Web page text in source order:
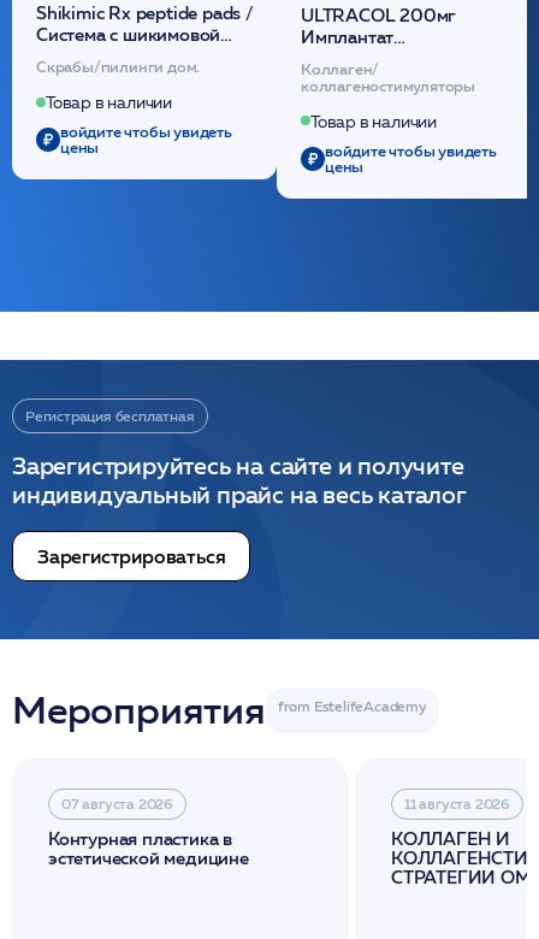
Shikimic Rx peptide pads /
Cистема с шикимовой
кислотой обновляющая
(30шт) /HP
Скрабы/пилинги дом.
Товар в наличии
войдите чтобы увидеть
цены
ULTRACOL 200мг
Имплантат
внутридермальный,
стерильный на основе
полидиоксанона
/ULTRACOL
Коллаген/
коллагеностимуляторы
Товар в наличии
войдите чтобы увидеть
цены
Регистрация бесплатная
Зарегистрируйтесь на сайте и получите
индивидуальный прайс на весь каталог
Зарегистрироваться
Мероприятия
07 августа 2026
Контурная пластика в
эстетической медицине
11 августа 2026
КОЛЛАГЕН И
СТРАТЕГИИ